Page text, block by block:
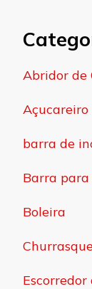
Abridor de
Açucareiro
barra de
Barra
Boleira
Escorredor